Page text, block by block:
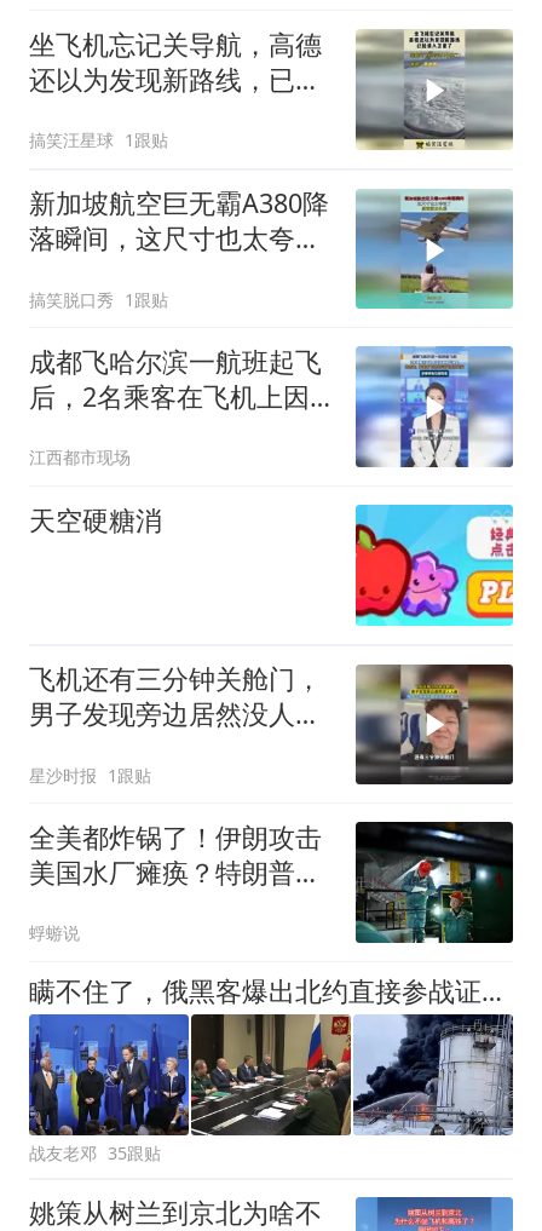
坐飞机忘记关导航，高德
还以为发现新路线，已经
搞笑汪星球 1跟贴
新加坡航空巨无霸A380降
落瞬间，这尺寸也太夸张
搞笑脱口秀 1跟贴
成都飞哈尔滨一航班起飞
后，2名乘客在飞机上因
已被带走
江西都市现场
天空硬糖消
飞机还有三分钟关舱门，
男子发现旁边居然没人入
会上来一个
星沙时报 1跟贴
全美都炸锅了！伊朗攻击
美国水厂瘫痪？特朗普却
蜉蝣说
瞒不住了，俄黑客爆出北约直接参战证据实锤，世界大战风险飙升
战友老邓 35跟贴
姚策从树兰到京北为啥不